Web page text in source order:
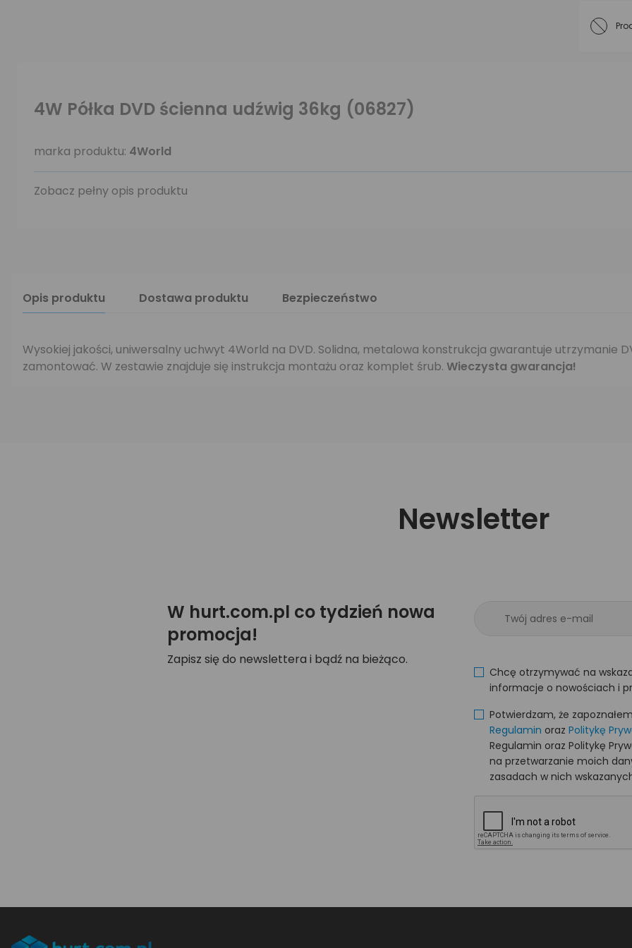
4W Półka DVD ścienna udźwig 36kg (06827)
marka produktu: 4World
Zobacz pełny opis produktu
Opis produktu Dostawa produktu Bezpieczeństwo
Wysokiej jakości, uniwersalny uchwyt 4World na DVD. Solidna, metalowa konstrukcja gwarantuje utrzymanie
zamontować. W zestawie znajduje się instrukcja montażu oraz komplet śrub. Wieczysta gwarancja!
Newsletter
W hurt.com.pl co tydzień nowa
promocja!
Zapisz się do newslettera i bądź na bieżąco.
Chcę otrzymywać na
informacje o nowościach i
Potwierdzam, że
Regulamin oraz Politykę
Regulamin oraz Politykę
na przetwarzanie moich
zasadach w nich